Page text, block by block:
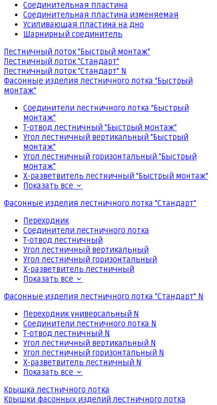
Соединительная пластина
Соединительная пластина изменяемая
Усиливающая пластина на дно
Шарнирный соединитель
Лестничный лоток "Быстрый монтаж"
Лестничный лоток "Стандарт"
Лестничный лоток "Стандарт" N
Фасонные изделия лестничного лотка "Быстрый
монтаж"
Соединители лестничного лотка "Быстрый
монтаж"
Т-отвод лестничный "Быстрый монтаж"
Угол лестничный вертикальный "Быстрый
монтаж"
Угол лестничный горизонтальный "Быстрый
монтаж"
Х-разветвитель лестничный "Быстрый монтаж"
Показать все
Фасонные изделия лестничного лотка "Стандарт"
Переходник
Соединители лестничного лотка
Т-отвод лестничный
Угол лестничный вертикальный
Угол лестничный горизонтальный
Х-разветвитель лестничный
Показать все
Фасонные изделия лестничного лотка "Стандарт" N
Переходник универсальный N
Соединители лестничного лотка N
Т-отвод лестничный N
Угол лестничный вертикальный N
Угол лестничный горизонтальный N
Х-разветвитель лестничный N
Показать все
Крышка лестничного лотка
Крышки фасонных изделий лестничного лотка